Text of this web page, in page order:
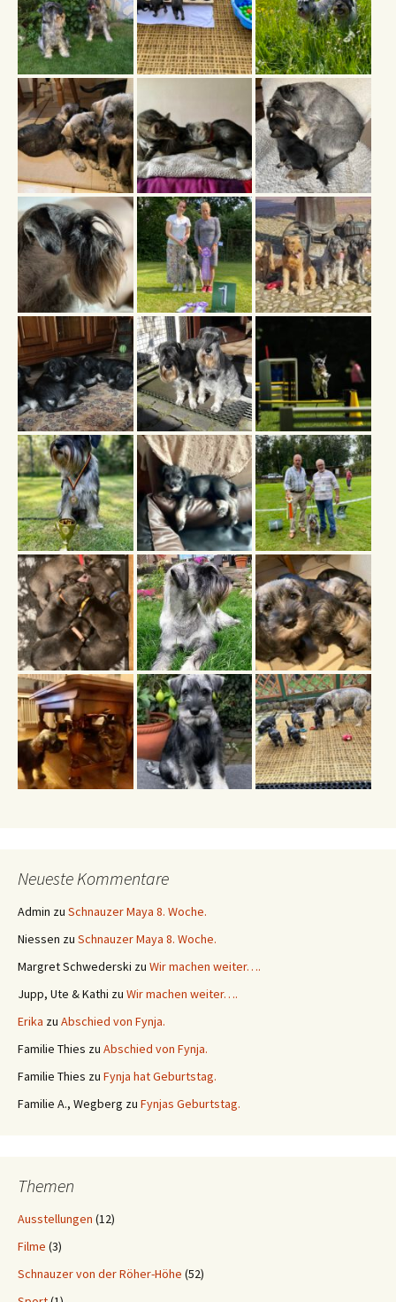
Neueste Kommentare
Admin zu Schnauzer Maya 8. Woche.
Niessen zu Schnauzer Maya 8. Woche.
Margret Schwederski zu Wir machen weiter….
Jupp, Ute & Kathi zu Wir machen weiter….
Erika zu Abschied von Fynja.
Familie Thies zu Abschied von Fynja.
Familie Thies zu Fynja hat Geburtstag.
Familie A., Wegberg zu Fynjas Geburtstag.
Themen
Ausstellungen (12)
Filme (3)
Schnauzer von der Röher-Höhe (52)